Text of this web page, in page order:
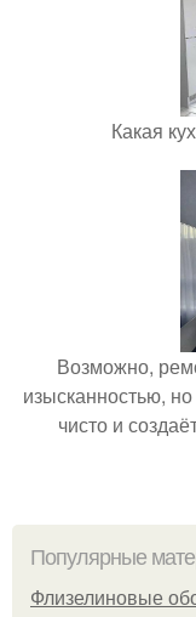
Какая
Возможно,
изысканностью,
чисто и
Популярные
Флизелиновые